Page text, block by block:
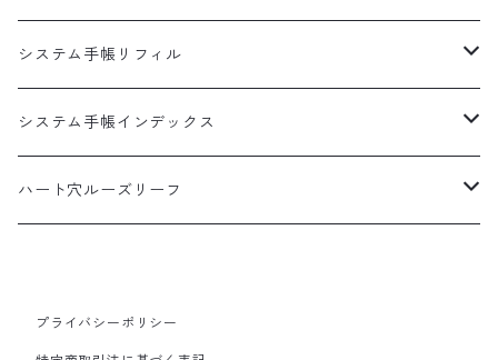
システム手帳リフィル
A5
HB×WA5
ミニ6
システム手帳インデックス
A5
ミニ6
ハート穴ルーズリーフ
100枚入
プライバシーポリシー